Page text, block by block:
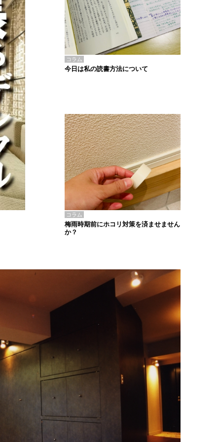
コラム
今日は私の読書方法について
コラム
梅雨時期前にホコリ対策を済ませません
か？